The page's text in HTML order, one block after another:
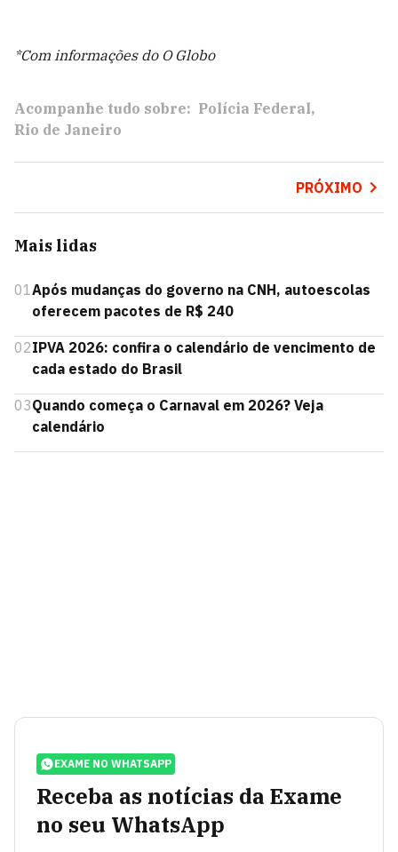
*Com informações do O Globo
Acompanhe tudo sobre: Polícia Federal
Rio de Janeiro
PRÓXIMO
Mais lidas
01Após mudanças do governo na CNH, autoescolas
oferecem pacotes de R$ 240
02IPVA 2026: confira o calendário de vencimento de
cada estado do Brasil
03Quando começa o Carnaval em 2026? Veja
calendário
EXAME NO WHATSAPP
Receba as notícias da Exame
no seu WhatsApp